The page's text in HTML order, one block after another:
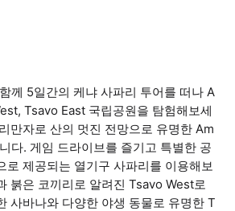
께 5일간의 케냐 사파리 투어를 떠나 A
Tsavo East 국립공원을 탐험해보세
만자로 산의 멋진 전망으로 유명한 Am
다. 게임 드라이브를 즐기고 특별한 공
로 제공되는 열기구 사파리를 이용해보
붉은 코끼리로 알려진 Tsavo West로
사바나와 다양한 야생 동물로 유명한 T